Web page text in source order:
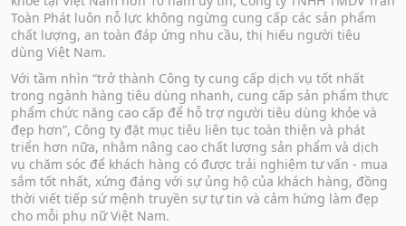
Toàn Phát luôn nỗ lực không ngừng cung cấp các sản phẩm
chất lượng, an toàn đáp ứng nhu cầu, thị hiếu người tiêu
dùng Việt Nam.
Với tầm nhìn “trở thành Công ty cung cấp dịch vụ tốt nhất
trong ngành hàng tiêu dùng nhanh, cung cấp sản phẩm thực
phẩm chức năng cao cấp để hỗ trợ người tiêu dùng khỏe và
đẹp hơn”, Công ty đặt mục tiêu liên tục toàn thiện và phát
triển hơn nữa, nhằm nâng cao chất lượng sản phẩm và dịch
vụ chăm sóc để khách hàng có được trải nghiệm tư vấn - mua
sắm tốt nhất, xứng đáng với sự ủng hộ của khách hàng, đồng
thời viết tiếp sứ mệnh truyền sự tự tin và cảm hứng làm đẹp
cho mỗi phụ nữ Việt Nam.